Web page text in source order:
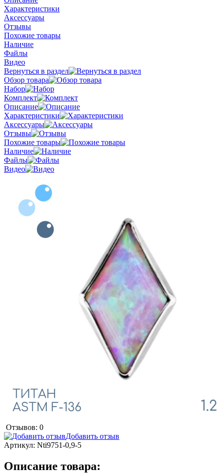
Характеристики
Аксессуары
Отзывы
Похожие товары
Наличие
Файлы
Видео
Вернуться в раздел
Обзор товара
Набор
Комплект
Описание
Характеристики
Аксессуары
Отзывы
Похожие товары
Наличие
Файлы
Видео
Отзывов: 0
Добавить отзыв
Артикул: Nti9751-0,9-5
Описание товара: